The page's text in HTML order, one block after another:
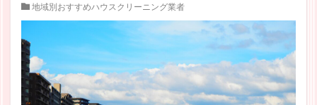
地域別おすすめハウスクリーニング業者